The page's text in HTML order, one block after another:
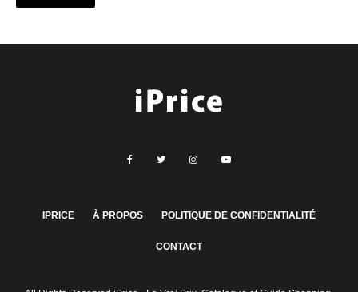
IPRICE À PROPOS POLITIQUE DE CONFIDENTIALITÉ
CONTACT